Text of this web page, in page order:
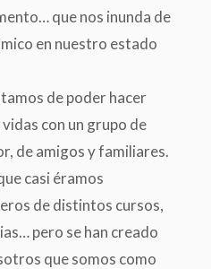
que nos inunda de
en nuestro estado
de poder hacer
con un grupo de
de amigos y familiares.
casi éramos
de distintos cursos,
pero se han creado
que somos como